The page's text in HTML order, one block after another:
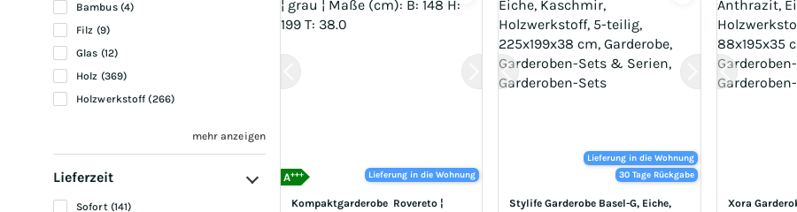
Bambus (4)
Filz (9)
Glas (12)
Holz (369)
Holzwerkstoff (266)
mehr anzeigen
Lieferzeit
Sofort (141)
Lieferung in die Wohnung
A+++
Kompaktgarderobe  Rovereto ¦
Lieferung in die Wohnung
30 Tage Rückgabe
Stylife Garderobe Basel-G, Eiche,
Xora